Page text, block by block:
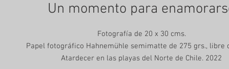
Un momento para
Fotografía de 20 x 30 cms.
Papel fotográfico Hahnemühle semimatte de 275 grs., libre
Atardecer en las playas del Norte de Chile. 2022